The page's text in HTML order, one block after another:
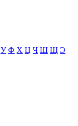
У Ф Х Ц Ч Ш Щ Э